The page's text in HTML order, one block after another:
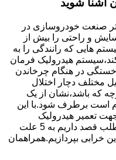
صنعت خودروسازی در
و راحتی را بیش از
هایی که رانندگی را به
هیدرولیک فرمان
خستگی در هنگام چرخاندن
مختلف دچار اختلال
که باشد،نشان از یک
است برطرف شود.با این
تعمیر هیدرولیک
فرمان،با این علل آشنا شوید.در این مطلب قصد داریم به 5 علت
خرابی بپردازیم.همراهمان